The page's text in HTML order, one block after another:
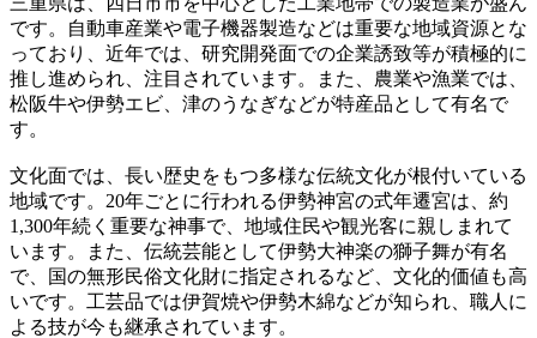
です。自動車産業や電子機器製造などは重要な地域資源とな
っており、近年では、研究開発面での企業誘致等が積極的に
推し進められ、注目されています。また、農業や漁業では、
松阪牛や伊勢エビ、津のうなぎなどが特産品として有名で
す。
文化面では、長い歴史をもつ多様な伝統文化が根付いている
地域です。20年ごとに行われる伊勢神宮の式年遷宮は、約
1,300年続く重要な神事で、地域住民や観光客に親しまれて
います。また、伝統芸能として伊勢大神楽の獅子舞が有名
で、国の無形民俗文化財に指定されるなど、文化的価値も高
いです。工芸品では伊賀焼や伊勢木綿などが知られ、職人に
よる技が今も継承されています。